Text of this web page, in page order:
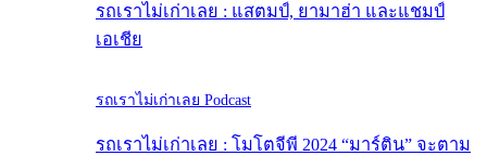
รถเราไม่เก่าเลย : แสตมป์, ยามาฮ่า และแชมป์
เอเชีย
รถเราไม่เก่าเลย Podcast
รถเราไม่เก่าเลย : โมโตจีพี 2024 “มาร์ติน” จะตาม